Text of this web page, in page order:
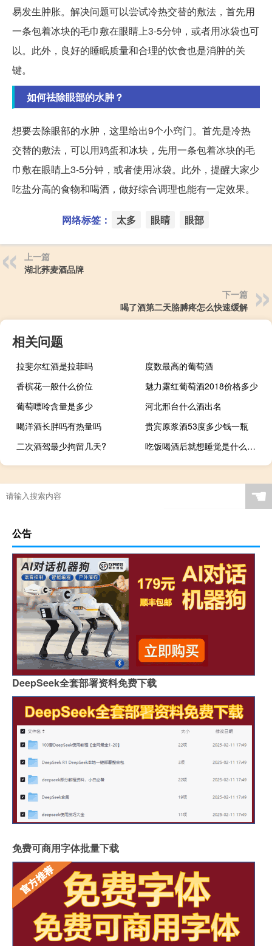
易发生肿胀。解决问题可以尝试冷热交替的敷法，首先用
一条包着冰块的毛巾敷在眼睛上3-5分钟，或者用冰袋也可
以。此外，良好的睡眠质量和合理的饮食也是消肿的关
键。
如何祛除眼部的水肿？
想要去除眼部的水肿，这里给出9个小窍门。首先是冷热
交替的敷法，可以用鸡蛋和冰块，先用一条包着冰块的毛
巾敷在眼睛上3-5分钟，或者使用冰袋。此外，提醒大家少
吃盐分高的食物和喝酒，做好综合调理也能有一定效果。
网络标签： 太多 眼睛 眼部
上一篇
湖北荞麦酒品牌
下一篇
喝了酒第二天胳膊疼怎么快速缓解
相关问题
拉斐尔红酒是拉菲吗
度数最高的葡萄酒
香槟花一般什么价位
魅力露红葡萄酒2018价格多少
葡萄嘌呤含量是多少
河北邢台什么酒出名
喝洋酒长胖吗有热量吗
贵宾原浆酒53度多少钱一瓶
二次酒驾最少拘留几天?
吃饭喝酒后就想睡觉是什么原因
☚
公告
DeepSeek全套部署资料免费下载
免费可商用字体批量下载